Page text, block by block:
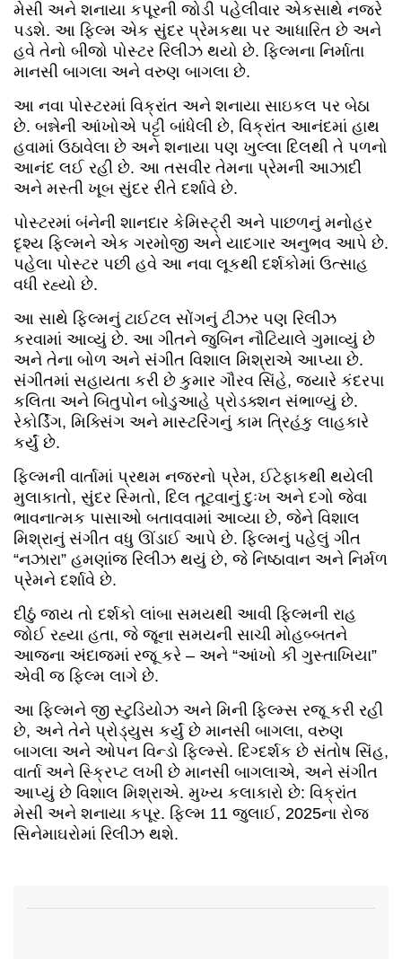
મેસી અને શનાયા કપૂરની જોડી પહેલીવાર એકસાથે નજરે
પડશે. આ ફિલ્મ એક સુંદર પ્રેમકથા પર આધારિત છે અને
હવે તેનો બીજો પોસ્ટર રિલીઝ થયો છે. ફિલ્મના નિર્માતા
માનસી બાગલા અને વરુણ બાગલા છે.
આ નવા પોસ્ટરમાં વિક્રાંત અને શનાયા સાઇકલ પર બેઠા
છે. બન્નેની આંખોએ પટ્ટી બાંધેલી છે, વિક્રાંત આનંદમાં હાથ
હવામાં ઉઠાવેલા છે અને શનાયા પણ ખુલ્લા દિલથી તે પળનો
આનંદ લઈ રહી છે. આ તસવીર તેમના પ્રેમની આઝાદી
અને મસ્તી ખૂબ સુંદર રીતે દર્શાવે છે.
પોસ્ટરમાં બંનેની શાનદાર કેમિસ્ટ્રી અને પાછળનું મનોહર
દૃશ્ય ફિલ્મને એક ગરમોજી અને યાદગાર અનુભવ આપે છે.
પહેલા પોસ્ટર પછી હવે આ નવા લૂકથી દર્શકોમાં ઉત્સાહ
વધી રહ્યો છે.
આ સાથે ફિલ્મનું ટાઈટલ સોંગનું ટીઝર પણ રિલીઝ
કરવામાં આવ્યું છે. આ ગીતને જુબિન નૌટિયાલે ગુમાવ્યું છે
અને તેના બોળ અને સંગીત વિશાલ મિશ્રાએ આપ્યા છે.
સંગીતમાં સહાયતા કરી છે કુમાર ગૌરવ સિંહે, જ્યારે કંદરપા
કલિતા અને બિતુપોન બોડુઆહે પ્રોડક્શન સંભાળ્યું છે.
રેકોર્ડિંગ, મિક્સિંગ અને માસ્ટરિંગનું કામ ત્રિહંકુ લાહકારે
કર્યું છે.
ફિલ્મની વાર્તામાં પ્રથમ નજરનો પ્રેમ, ઈટેફાકથી થયેલી
મુલાકાતો, સુંદર સ્મિતો, દિલ તૂટવાનું દુઃખ અને દગો જેવા
ભાવનાત્મક પાસાઓ બતાવવામાં આવ્યા છે, જેને વિશાલ
મિશ્રાનું સંગીત વધુ ઊંડાઈ આપે છે. ફિલ્મનું પહેલું ગીત
“નઝારા” હમણાંજ રિલીઝ થયું છે, જે નિષ્ઠાવાન અને નિર્મળ
પ્રેમને દર્શાવે છે.
દીઠું જાય તો દર્શકો લાંબા સમયથી આવી ફિલ્મની રાહ
જોઈ રહ્યા હતા, જે જૂના સમયની સાચી મોહબ્બતને
આજના અંદાજમાં રજૂ કરે – અને “આંખો કી ગુસ્તાખિયા”
એવી જ ફિલ્મ લાગે છે.
આ ફિલ્મને જી સ્ટુડિયોઝ અને મિની ફિલ્મ્સ રજૂ કરી રહી
છે, અને તેને પ્રોડ્યુસ કર્યું છે માનસી બાગલા, વરુણ
બાગલા અને ઓપન વિન્ડો ફિલ્મ્સે. દિગ્દર્શક છે સંતોષ સિંહ,
વાર્તા અને સ્ક્રિપ્ટ લખી છે માનસી બાગલાએ, અને સંગીત
આપ્યું છે વિશાલ મિશ્રાએ. મુખ્ય કલાકારો છે: વિક્રાંત
મેસી અને શનાયા કપૂર. ફિલ્મ 11 જુલાઈ, 2025ના રોજ
સિનેમાઘરોમાં રિલીઝ થશે.